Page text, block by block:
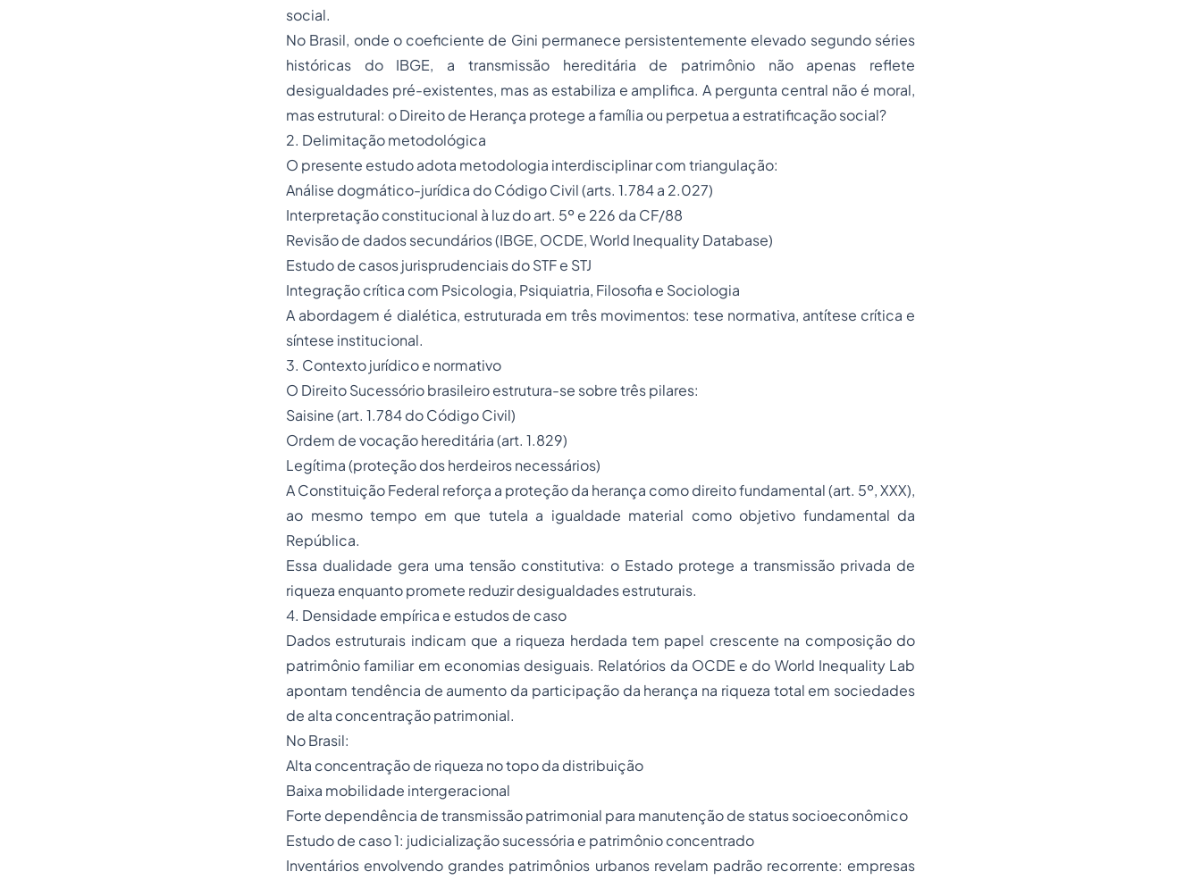
social.
No Brasil, onde o coeficiente de Gini permanece persistentemente elevado segundo séries
históricas do IBGE, a transmissão hereditária de patrimônio não apenas reflete
desigualdades pré-existentes, mas as estabiliza e amplifica. A pergunta central não é moral,
mas estrutural: o Direito de Herança protege a família ou perpetua a estratificação social?
2. Delimitação metodológica
O presente estudo adota metodologia interdisciplinar com triangulação:
Análise dogmático-jurídica do Código Civil (arts. 1.784 a 2.027)
Interpretação constitucional à luz do art. 5º e 226 da CF/88
Revisão de dados secundários (IBGE, OCDE, World Inequality Database)
Estudo de casos jurisprudenciais do STF e STJ
Integração crítica com Psicologia, Psiquiatria, Filosofia e Sociologia
A abordagem é dialética, estruturada em três movimentos: tese normativa, antítese crítica e
síntese institucional.
3. Contexto jurídico e normativo
O Direito Sucessório brasileiro estrutura-se sobre três pilares:
Saisine (art. 1.784 do Código Civil)
Ordem de vocação hereditária (art. 1.829)
Legítima (proteção dos herdeiros necessários)
A Constituição Federal reforça a proteção da herança como direito fundamental (art. 5º, XXX),
ao mesmo tempo em que tutela a igualdade material como objetivo fundamental da
República.
Essa dualidade gera uma tensão constitutiva: o Estado protege a transmissão privada de
riqueza enquanto promete reduzir desigualdades estruturais.
4. Densidade empírica e estudos de caso
Dados estruturais indicam que a riqueza herdada tem papel crescente na composição do
patrimônio familiar em economias desiguais. Relatórios da OCDE e do World Inequality Lab
apontam tendência de aumento da participação da herança na riqueza total em sociedades
de alta concentração patrimonial.
No Brasil:
Alta concentração de riqueza no topo da distribuição
Baixa mobilidade intergeracional
Forte dependência de transmissão patrimonial para manutenção de status socioeconômico
Estudo de caso 1: judicialização sucessória e patrimônio concentrado
Inventários envolvendo grandes patrimônios urbanos revelam padrão recorrente: empresas